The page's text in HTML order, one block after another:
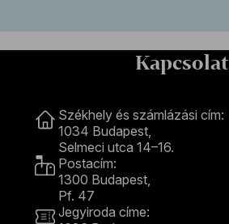
Kapcsolat
Székhely és számlázási cím:
1034 Budapest,
Selmeci utca 14–16.
Postacím:
1300 Budapest,
Pf. 47
Jegyiroda címe: